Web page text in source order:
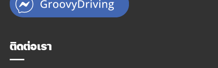
ติดต่อเรา